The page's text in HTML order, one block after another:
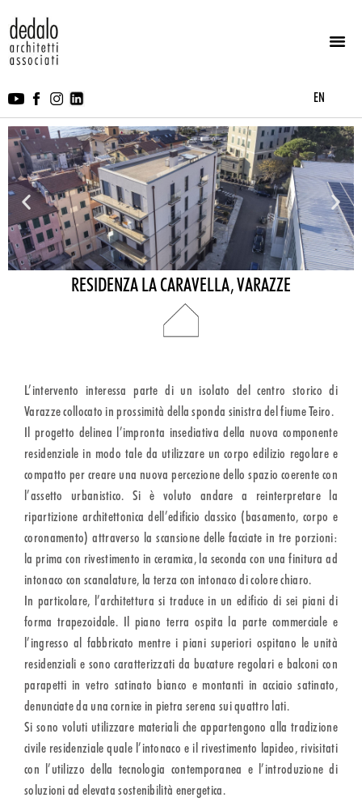
EN
RESIDENZA LA CARAVELLA, VARAZZE
L’intervento interessa parte di un isolato del centro storico di
Varazze collocato in prossimità della sponda sinistra del fiume Teiro.
Il progetto delinea l’impronta insediativa della nuova componente
residenziale in modo tale da utilizzare un corpo edilizio regolare e
compatto per creare una nuova percezione dello spazio coerente con
l’assetto urbanistico. Si è voluto andare a reinterpretare la
ripartizione architettonica dell’edificio classico (basamento, corpo e
coronamento) attraverso la scansione delle facciate in tre porzioni:
la prima con rivestimento in ceramica, la seconda con una finitura ad
intonaco con scanalature, la terza con intonaco di colore chiaro.
In particolare, l’architettura si traduce in un edificio di sei piani di
forma trapezoidale. Il piano terra ospita la parte commerciale e
l’ingresso al fabbricato mentre i piani superiori ospitano le unità
residenziali e sono caratterizzati da bucature regolari e balconi con
parapetti in vetro satinato bianco e montanti in acciaio satinato,
denunciate da una cornice in pietra serena sui quattro lati.
Si sono voluti utilizzare materiali che appartengono alla tradizione
civile residenziale quale l’intonaco e il rivestimento lapideo, rivisitati
con l’utilizzo della tecnologia contemporanea e l’introduzione di
soluzioni ad elevata sostenibilità energetica.